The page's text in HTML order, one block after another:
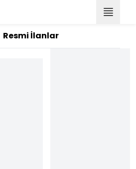
Resmi İlanlar